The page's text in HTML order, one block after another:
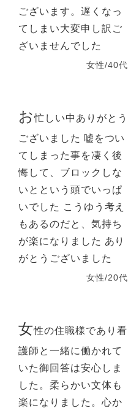
ございます。遅くなっ
てしまい大変申し訳ご
ざいませんでした
女性/40代
お忙しい中ありがとう
ございました 嘘をつい
てしまった事を凄く後
悔して、ブロックしな
いとという頭でいっぱ
いでした こうゆう考え
もあるのだと、気持ち
が楽になりました あり
がとうございました
女性/20代
女性の住職様であり看
護師と一緒に働かれて
いた御回答は安心しま
した。柔らかい文体も
楽になりました。心か